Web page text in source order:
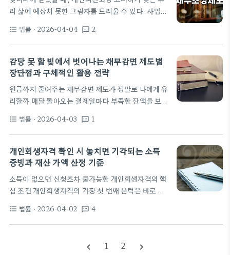
장 큰 차이점은 바로 '수입의 증빙'입니다. 직장인의
경우 월급 명세서, 근로소득원천징수영수증 등으로
비교적 명확하게 소득을 증명할 수 있습니다. 하지만
니다. 법원에서는 사업자의 소득을…
리 삶에 예상치 못한 그림자를 드리울 수 있다. 사업
인해 감당하기 어려운 수준의 빚이 쌓이는 경우가 허
다하다. 특히 급여통장압류까지 당하게 되면 생활 자
체가 마비될 수 있으며, 이는 개인의 삶뿐만 아니라 가
족에게까지 큰 고통을 안겨준다. 이러한 상황에 직면
능사는 아니다. 때로는 법이 보장하는 제도를 통해 새
로운 시작을 모색하는 것이 현명한 선택이 될 수 있다.
한국의 경우, 개인의 채무 문제를 해결하기…
format_list_bulleted 법률 · 2026-04-04 textsms 2
감당 못 할 빚에서 벗어나는 채무감면 제도별
장단점과 구체적인 활용 전략
원금까지 줄여주는 채무감면 제도가 정말로 나에게 유
리할까 매달 돌아오는 결제일마다 부족한 잔액을 보며
빛처럼 느껴질 수밖에 없다. 하지만 무작정 빚을 탕감
해주겠다는 말만 믿고 뛰어들기에는 세상에 공짜가 없
다는 사실을 우리는 이미 잘 알고 있다. 단순히 빚이
많다고 해서 모두가 혜택을 받는 것도 아니며 오히려
전문가 입장에서 볼 때 가장 먼저 따져봐야 할 것은 본
인의 소득이 최저생계비를 상회하는지 그리고 재산의
가치가 빚보다 적은지에 대한 냉정한 판단이다. 소
format_list_bulleted 법률 · 2026-04-03 textsms 1
개인회생자격 확인 시 놓치면 기각되는 소득
증빙과 재산 가액 산정 기준
소득이 없으면 신청조차 불가능한 개인회생자격의 핵
심 조건 개인회생자격의 가장 첫 번째 문턱은 바로 꾸
할 수 있다고 오해하지만, 법원은 채무자가 앞으로 일
정 기간 빚을 갚아나갈 능력이 있는지를 가장 중요하
필요는 없다. 아르바이트나 일용직, 심지어는 프리랜
format_list_bulleted 법률 · 2026-04-02 textsms 4
navigate_before 1 2 navigate_next